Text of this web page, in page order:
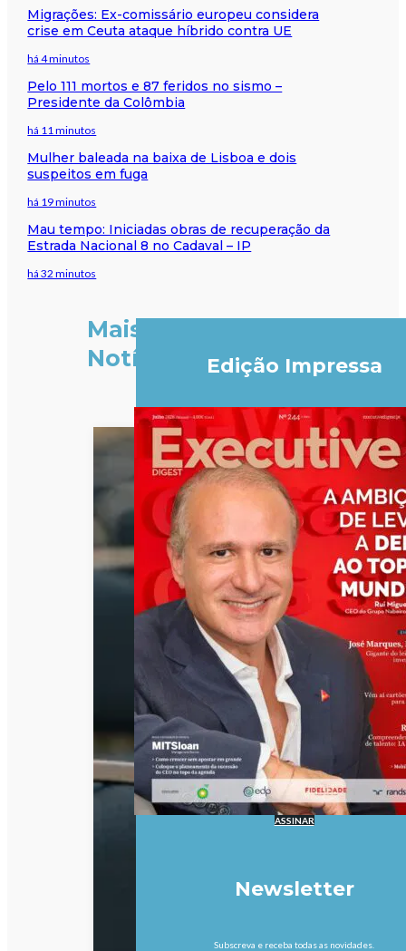
Migrações: Ex-comissário europeu considera
crise em Ceuta ataque híbrido contra UE
há 4 minutos
Pelo 111 mortos e 87 feridos no sismo –
Presidente da Colômbia
há 11 minutos
Mulher baleada na baixa de Lisboa e dois
suspeitos em fuga
há 19 minutos
Mau tempo: Iniciadas obras de recuperação da
Estrada Nacional 8 no Cadaval – IP
há 32 minutos
Mais
Notícias
Edição Impressa
ASSINAR
Newsletter
Subscreva e receba todas as novidades.